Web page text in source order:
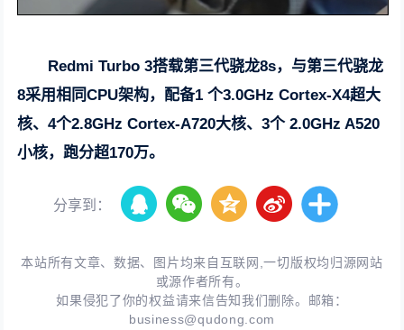
Redmi Turbo 3搭载第三代骁龙8s，与第三代骁龙
8采用相同CPU架构，配备1 个3.0GHz Cortex-X4超大
核、4个2.8GHz Cortex-A720大核、3个 2.0GHz A520
小核，跑分超170万。
分享到：
本站所有文章、数据、图片均来自互联网,一切版权均归源网站
或源作者所有。
如果侵犯了你的权益请来信告知我们删除。邮箱：
business@qudong.com